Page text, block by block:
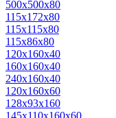
500х500х80
115x172x80
115x115x80
115x86x80
120х160х40
160х160х40
240х160х40
120х160х60
128х93х160
145х110х160х60